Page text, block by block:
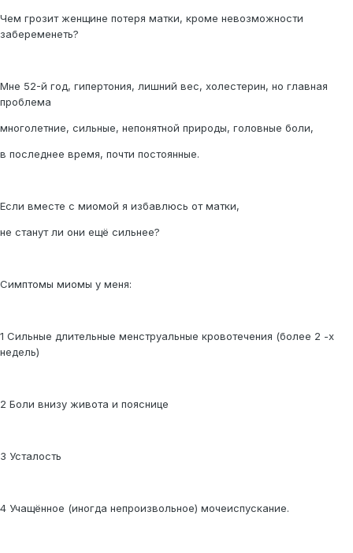
Чем грозит женщине потеря матки, кроме невозможности
забеременеть?
Мне 52-й год, гипертония, лишний вес, холестерин, но главная
проблема
многолетние, сильные, непонятной природы, головные боли,
в последнее время, почти постоянные.
Если вместе с миомой я избавлюсь от матки,
не станут ли они ещё сильнее?
Симптомы миомы у меня:
1 Сильные длительные менструальные кровотечения (более 2 -х
недель)
2 Боли внизу живота и пояснице
3 Усталость
4 Учащённое (иногда непроизвольное) мочеиспускание.